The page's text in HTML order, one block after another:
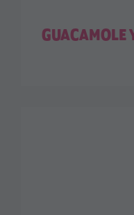
GUACAMOLE